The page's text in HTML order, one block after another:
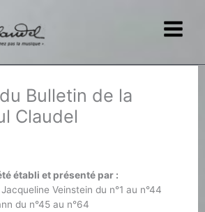
Bulletin de la
Claudel
établi et présenté par :
Veinstein du n°1 au n°44
du n°45 au n°64